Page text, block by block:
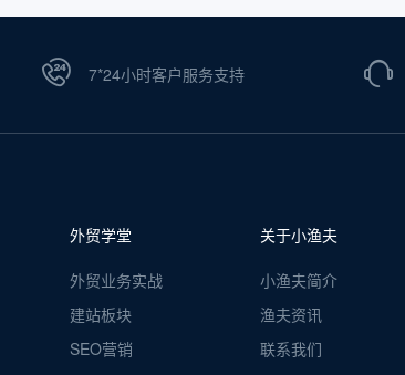
7*24小时客户服务支持
外贸学堂
外贸业务实战
建站板块
SEO营销
关于小渔夫
小渔夫简介
渔夫资讯
联系我们